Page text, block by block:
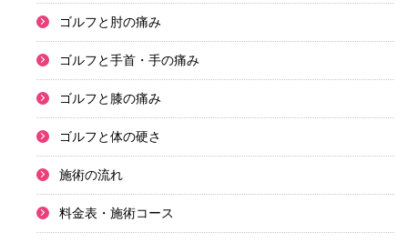
ゴルフと肘の痛み
ゴルフと手首・手の痛み
ゴルフと膝の痛み
ゴルフと体の硬さ
施術の流れ
料金表・施術コース